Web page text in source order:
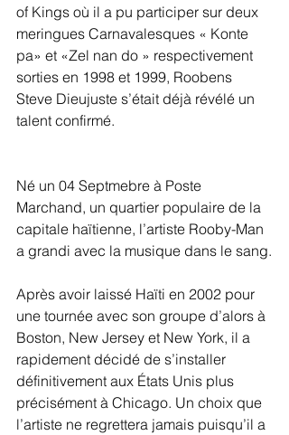
of Kings où il a pu participer sur deux
meringues Carnavalesques « Konte
pa» et «Zel nan do » respectivement
sorties en 1998 et 1999, Roobens
Steve Dieujuste s’était déjà révélé un
talent confirmé.
Né un 04 Septmebre à Poste
Marchand, un quartier populaire de la
capitale haïtienne, l’artiste Rooby-Man
a grandi avec la musique dans le sang.
Après avoir laissé Haïti en 2002 pour
une tournée avec son groupe d’alors à
Boston, New Jersey et New York, il a
rapidement décidé de s’installer
définitivement aux États Unis plus
précisément à Chicago. Un choix que
l’artiste ne regrettera jamais puisqu’il a